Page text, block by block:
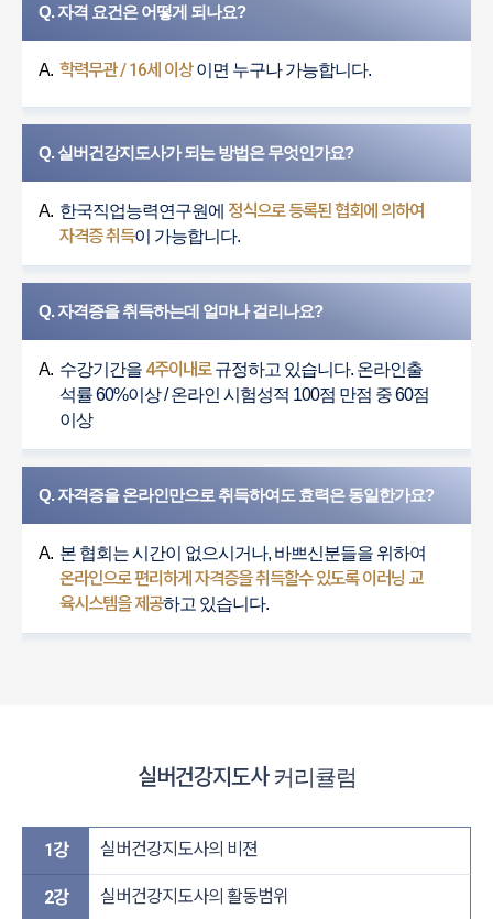
Q. 자격 요건은 어떻게 되나요?
A. 학력무관 / 16세 이상이면 누구나 가능합니다.
Q. 실버건강지도사가 되는 방법은 무엇인가요?
A. 한국직업능력연구원에 정식으로 등록된 협회에 의하여
자격증 취득이 가능합니다.
Q. 자격증을 취득하는데 얼마나 걸리나요?
A. 수강기간을 4주이내로규정하고 있습니다. 온라인출
석률 60%이상 / 온라인 시험성적 100점 만점 중 60점
이상
Q. 자격증을 온라인만으로 취득하여도 효력은 동일한가요?
A. 본 협회는 시간이 없으시거나, 바쁘신분들을 위하여
온라인으로 편리하게 자격증을 취득할수 있도록 이러닝 교
육시스템을 제공하고 있습니다.
실버건강지도사 커리큘럼
1강 실버건강지도사의 비젼
2강 실버건강지도사의 활동범위